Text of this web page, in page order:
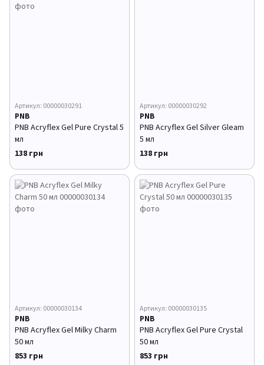
Артикул: 00000030291
PNB
PNB Acryflex Gel Pure Crystal 5
мл
138 грн
Артикул: 00000030292
PNB
PNB Acryflex Gel Silver Gleam
5 мл
138 грн
Артикул: 00000030134
PNB
PNB Acryflex Gel Milky Charm
50 мл
853 грн
Артикул: 00000030135
PNB
PNB Acryflex Gel Pure Crystal
50 мл
853 грн